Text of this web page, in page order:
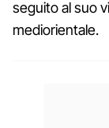
seguito al suo
mediorientale.